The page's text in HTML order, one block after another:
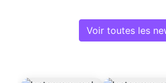
Voir toutes les